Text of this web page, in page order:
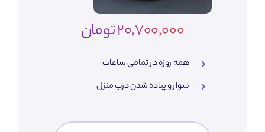
20,700,000 تومان
همه روزه در تمامی ساعات
سوار و پیاده شدن درب منزل